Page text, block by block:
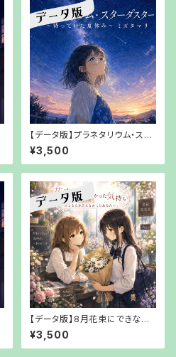
【データ版】プラネタリウム・スタ
ーダスター～待っていた夏休み
～ミズタマリリ【URLでお渡し】
¥3,500
【データ版】8月花束にできなか
った気持ち 第3把 「さよならを
言えなかったあなたへ」【URLで
お渡し】
¥3,500